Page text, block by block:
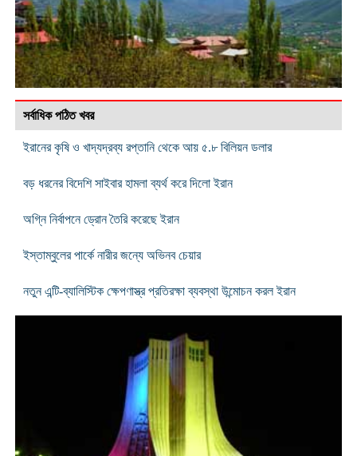
সর্বাধিক পঠিত খবর
ইরানের কৃষি ও খাদ্যদ্রব্য রপ্তানি থেকে আয় ৫.৮ বিলিয়ন ডলার
বড় ধরনের বিদেশি সাইবার হামলা ব্যর্থ করে দিলো ইরান
অগ্নি নির্বাপনে ড্রোন তৈরি করেছে ইরান
ইস্তাম্বুলের পার্কে নারীর জন্যে অভিনব চেয়ার
নতুন এন্টি-ব্যালিস্টিক ক্ষেপণাস্ত্র প্রতিরক্ষা ব্যবস্থা উন্মোচন করল ইরান